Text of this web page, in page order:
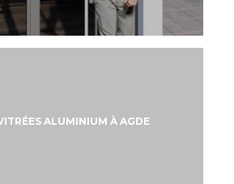
ALUMINIUM À AGDE